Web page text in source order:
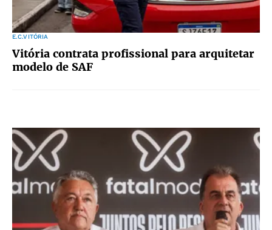
E.C.VITÓRIA
Vitória contrata profissional para arquitetar
modelo de SAF